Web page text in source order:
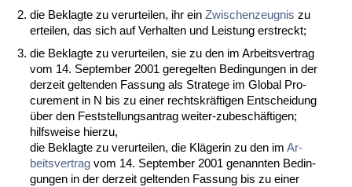
die Be­klag­te zu ver­ur­tei­len, ihr ein Zwi­schen­zeug­nis zu
er­tei­len, das sich auf Ver­hal­ten und Leis­tung er­streckt;
die Be­klag­te zu ver­ur­tei­len, sie zu den im Ar­beits­ver­trag
vom 14. Sep­tem­ber 2001 ge­re­gel­ten Be­din­gun­gen in der
der­zeit gel­ten­den Fas­sung als Stra­te­ge im Glo­bal Pro­
cu­re­ment in N bis zu ei­ner rechts­kräfti­gen Ent­schei­dung
über den Fest­stel­lungs­an­trag wei­ter-zu­beschäfti­gen;
hilfs­wei­se hier­zu,
die Be­klag­te zu ver­ur­tei­len, die Kläge­rin zu den im Ar­
beits­ver­trag vom 14. Sep­tem­ber 2001 ge­nann­ten Be­din­
gun­gen in der der­zeit gel­ten­den Fas­sung bis zu ei­ner